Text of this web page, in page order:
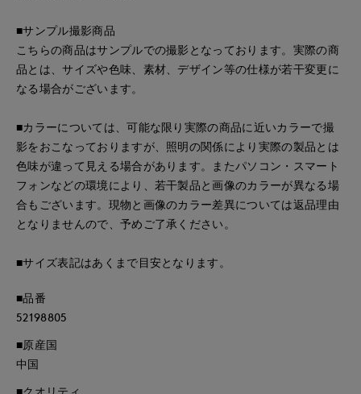
■サンプル撮影商品
こちらの商品はサンプルでの撮影となっております。実際の商
品とは、サイズや色味、素材、デザイン等の仕様が若干変更に
なる場合がございます。
■カラーについては、可能な限り実際の商品に近いカラーで撮
影をおこなっておりますが、照明の関係により実際の製品とは
色味が違って見える場合があります。またパソコン・スマート
フォンなどの環境により、若干製品と画像のカラーが異なる場
合もございます。現物と画像のカラー差異については返品理由
となりませんので、予めご了承ください。
■サイズ表記はあくまで目安となります。
■品番
52198805
■原産国
中国
■クオリティ